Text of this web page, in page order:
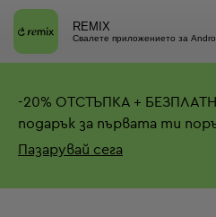
REMIX
Свалете приложението за
-20% ОТСТЪПКА +
подарък за първата ти
Пазарувай сега